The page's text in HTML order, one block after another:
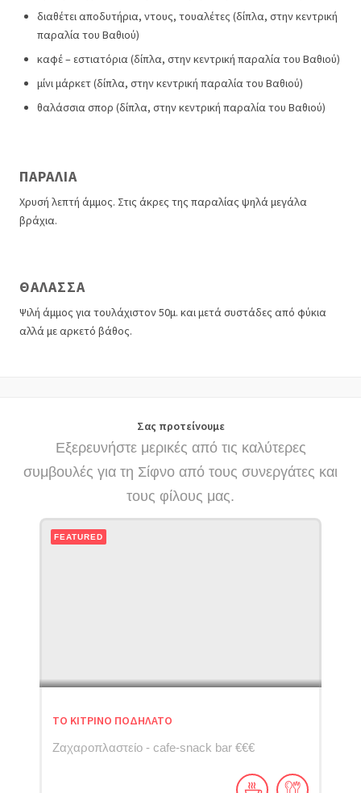
διαθέτει αποδυτήρια, ντους, τουαλέτες (δίπλα, στην κεντρική
παραλία του Βαθιού)
καφέ – εστιατόρια (δίπλα, στην κεντρική παραλία του Βαθιού)
μίνι μάρκετ (δίπλα, στην κεντρική παραλία του Βαθιού)
θαλάσσια σπορ (δίπλα, στην κεντρική παραλία του Βαθιού)
ΠΑΡΑΛΊΑ
Χρυσή λεπτή άμμος. Στις άκρες της παραλίας ψηλά μεγάλα
βράχια.
ΘΆΛΑΣΣΑ
Ψιλή άμμος για τουλάχιστον 50μ. και μετά συστάδες από φύκια
αλλά με αρκετό βάθος.
Σας προτείνουμε
Εξερευνήστε μερικές από τις καλύτερες
συμβουλές για τη Σίφνο από τους συνεργάτες και
τους φίλους μας.
FEATURED
ΤΟ ΚΙΤΡΙΝΟ ΠΟΔΗΛΑΤΟ
Ζαχαροπλαστείο - cafe-snack bar €€€